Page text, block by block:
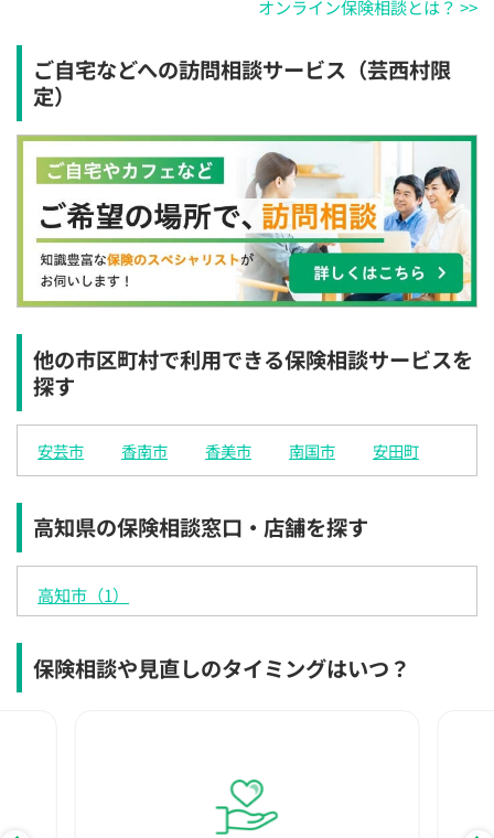
×
11:30
×
12:00
×
12:30
×
×
13:30
×
14:00
×
×
15:00
×
×
×
12:00
×
12:30
◯
◯
◯
14:00
◯
◯
15:00
◯
◯
◯
12:00
◯
12:30
◯
◯
14:00
◯
15:00
◯
11:00
◯
◯
12:00
◯
12:30
◯
◯
◯
14:00
◯
15:00
◯
16:00
◯
11:00
◯
◯
12:00
◯
12:30
◯
◯
◯
14:00
◯
15:00
◯
11:00
◯
◯
◯
12:30
◯
◯
◯
14:00
◯
15:00
◯
11:00
◯
◯
12:00
◯
12:30
◯
◯
◯
14:00
15:00
オンライン保険相談とは？ >>
ご自宅などへの訪問相談サービス（芸西村限
定）
他の市区町村で利用できる保険相談サービスを
探す
安芸市 香南市 香美市 南国市 安田町
高知県の保険相談窓口・店舗を探す
高知市（1）
保険相談や見直しのタイミングはいつ？